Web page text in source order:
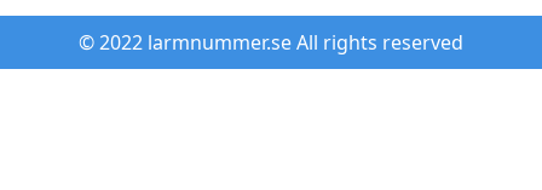
© 2022 larmnummer.se All rights reserved